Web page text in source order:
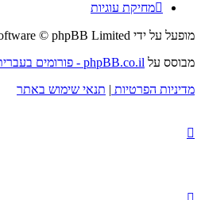
מחיקת עוגיות
מופעל על ידי © phpBB Limited
מבוסס על phpBB.co.il - פורומים בעברית
מדיניות הפרטיות | תנאי שימוש באתר